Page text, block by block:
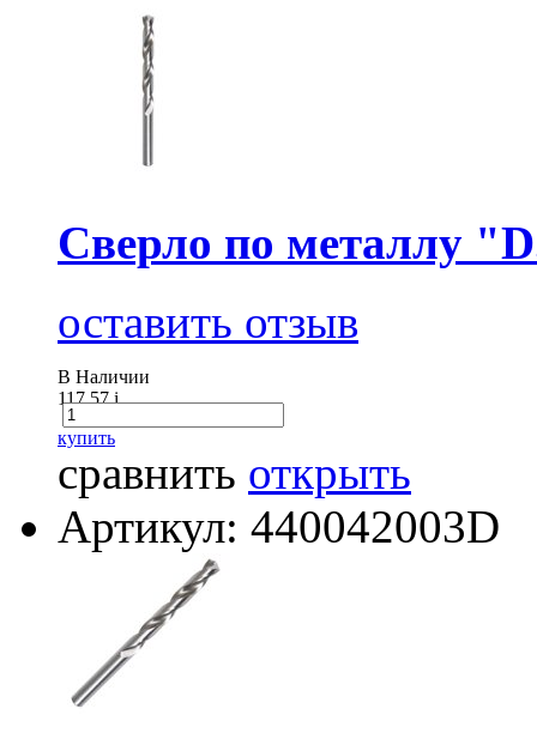
Сверло по металлу
оставить отзыв
В Наличии
117.57i
купить
сравнить открыть
Артикул: 440042003D